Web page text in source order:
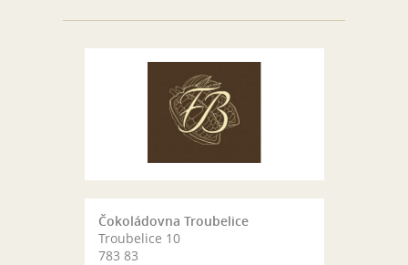
Čokoládovna Troubelice
Troubelice 10
783 83